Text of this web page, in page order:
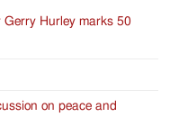
Gerry Hurley marks 50
on peace and